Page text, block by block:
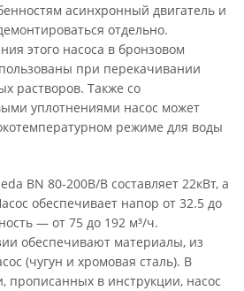
асинхронный двигатель и
отдельно.
этого насоса в бронзовом
при перекачивании
растворов. Также со
уплотнениями насос может
режиме для воды
BN 80-200B/B составляет 22кВт, а
обеспечивает напор от 32.5 до
— от 75 до 192 м³/ч.
обеспечивают материалы, из
(чугун и хромовая сталь). В
прописанных в инструкции, насос